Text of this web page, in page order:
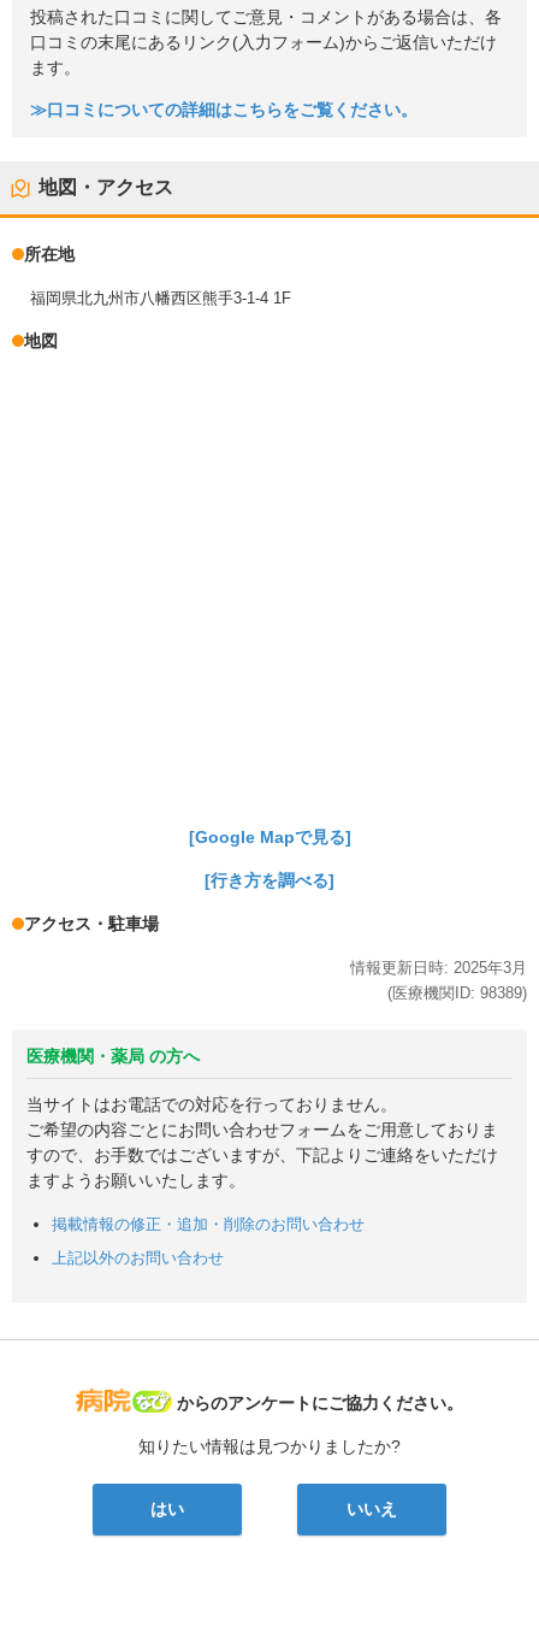
投稿された口コミに関してご意見・コメントがある場合は、各
口コミの末尾にあるリンク(入力フォーム)からご返信いただけ
ます。
≫口コミについての詳細はこちらをご覧ください。
地図・アクセス
所在地
福岡県北九州市八幡西区熊手3-1-4 1F
地図
[Google Mapで見る]
[行き方を調べる]
アクセス・駐車場
情報更新日時: 2025年3月
(医療機関ID: 98389)
医療機関・薬局 の方へ
当サイトはお電話での対応を行っておりません。
ご希望の内容ごとにお問い合わせフォームをご用意しておりま
すので、お手数ではございますが、下記よりご連絡をいただけ
ますようお願いいたします。
掲載情報の修正・追加・削除のお問い合わせ
上記以外のお問い合わせ
病院なび
からのアンケートにご協力ください。
知りたい情報は見つかりましたか?
はい いいえ